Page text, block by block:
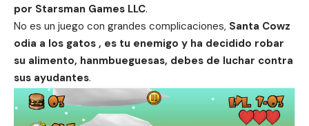
por Starsman Games LLC.
No es un juego con grandes complicaciones, Santa Cowz
odia a los gatos , es tu enemigo y ha decidido robar
su alimento, hanmbueguesas, debes de luchar contra
sus ayudantes.